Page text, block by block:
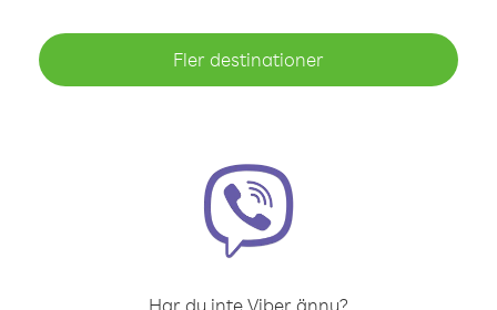
Fler destinationer
Har du inte Viber ännu?